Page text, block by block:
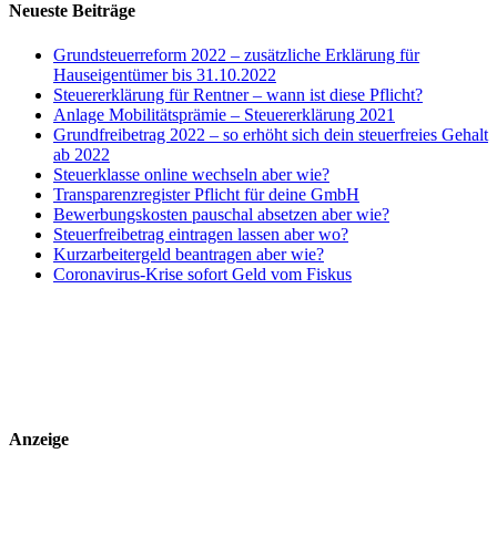
Neueste Beiträge
Grundsteuerreform 2022 – zusätzliche Erklärung für
Hauseigentümer bis 31.10.2022
Steuererklärung für Rentner – wann ist diese Pflicht?
Anlage Mobilitätsprämie – Steuererklärung 2021
Grundfreibetrag 2022 – so erhöht sich dein steuerfreies Gehalt
ab 2022
Steuerklasse online wechseln aber wie?
Transparenzregister Pflicht für deine GmbH
Bewerbungskosten pauschal absetzen aber wie?
Steuerfreibetrag eintragen lassen aber wo?
Kurzarbeitergeld beantragen aber wie?
Coronavirus-Krise sofort Geld vom Fiskus
Anzeige